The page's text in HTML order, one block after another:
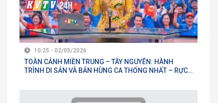
10:25 - 02/05/2026
TOÀN CẢNH MIỀN TRUNG – TÂY NGUYÊN: HÀNH
TRÌNH DI SẢN VÀ BẢN HÙNG CA THỐNG NHẤT – RỰC